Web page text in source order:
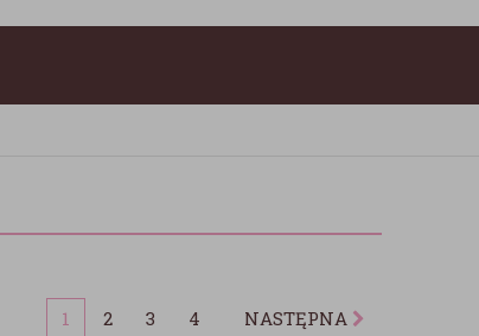
1 2 3 4 NASTĘPNA